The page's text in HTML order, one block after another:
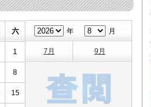
六
1
8
15
年 月
7月 9月